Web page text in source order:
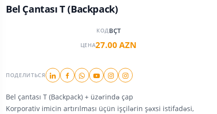
Bel Çantası T (Backpack)
КОД BÇT
ЦЕНА27.00 AZN
ПОДЕЛИТЬСЯ
Bel çantası T (Backpack) + üzərində çap
Korporativ imicin artırılması üçün işçilərin şəxsi istifadəsi,